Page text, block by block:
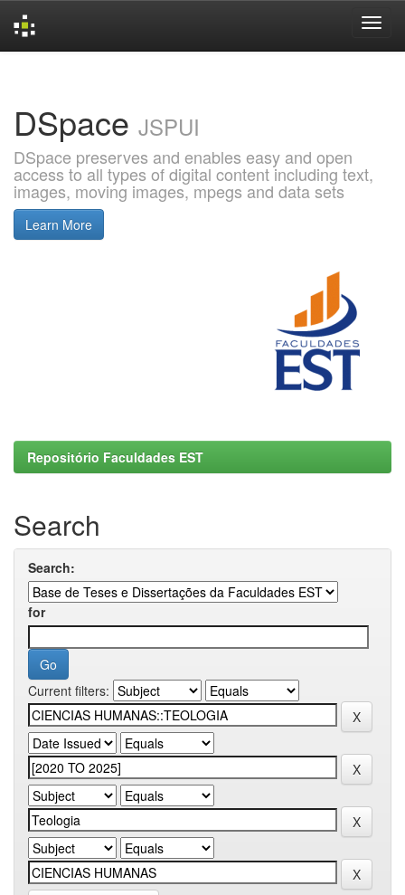
DSpace JSPUI
DSpace preserves and enables easy and open
access to all types of digital content including text,
images, moving images, mpegs and data sets
Learn More
Repositório Faculdades EST
Search
Search:
for
Current filters: